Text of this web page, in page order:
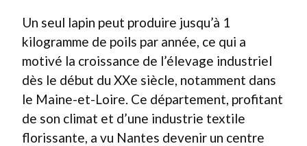
Un seul lapin peut produire jusqu’à 1
kilogramme de poils par année, ce qui a
motivé la croissance de l’élevage industriel
dès le début du XXe siècle, notamment dans
le Maine-et-Loire. Ce département, profitant
de son climat et d’une industrie textile
florissante, a vu Nantes devenir un centre